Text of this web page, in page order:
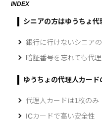
INDEX
シニアの方はゆうちょ代
銀行に行けないシニア
暗証番号を忘れても代
ゆうちょの代理人カード
代理人カードは1枚のみ
ICカードで高い安全性